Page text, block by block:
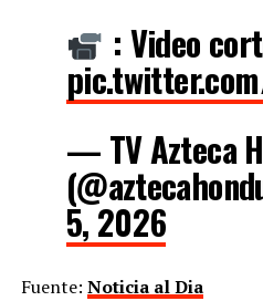
: Video
— TV Azteca
5, 2026
Fuente: Noticia al Dia